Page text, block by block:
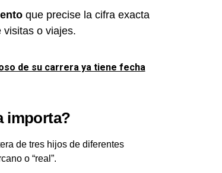
que precise la cifra exacta
visitas o viajes.
de su carrera ya tiene fecha
importa?
de tres hijos de diferentes
o “real”.